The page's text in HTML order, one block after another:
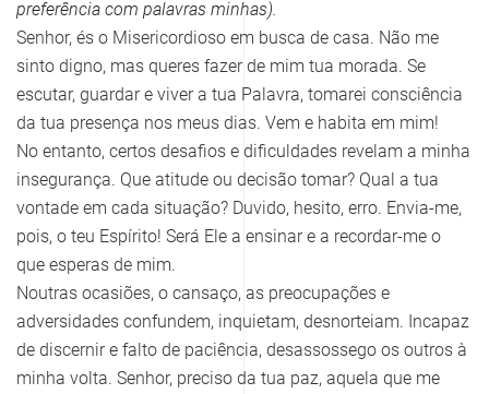
preferência com palavras minhas).
Senhor, és o Misericordioso em busca de casa. Não me
sinto digno, mas queres fazer de mim tua morada. Se
escutar, guardar e viver a tua Palavra, tomarei consciência
da tua presença nos meus dias. Vem e habita em mim!
No entanto, certos desafios e dificuldades revelam a minha
insegurança. Que atitude ou decisão tomar? Qual a tua
vontade em cada situação? Duvido, hesito, erro. Envia-me,
pois, o teu Espírito! Será Ele a ensinar e a recordar-me o
que esperas de mim.
Noutras ocasiões, o cansaço, as preocupações e
adversidades confundem, inquietam, desnorteiam. Incapaz
de discernir e falto de paciência, desassossego os outros à
minha volta. Senhor, preciso da tua paz, aquela que me